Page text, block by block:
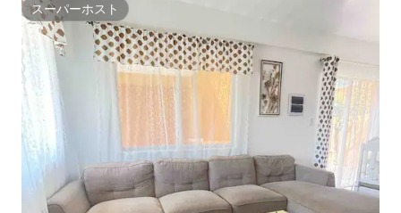
スーパーホスト
スーパーホスト